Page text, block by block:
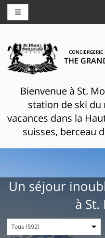
THE
Bienvenue à St.
station de ski du
vacances dans la
suisses, berceau
Un séjour
à